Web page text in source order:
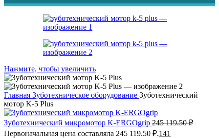
Нажмите, чтобы увеличить
Главная Зуботехническое оборудование Зуботехнический
мотор K-5 Plus
Зуботехнический микромотор K-ERGOgrip 245 119.50₽
Первоначальная цена составляла 245 119.50 ₽.141